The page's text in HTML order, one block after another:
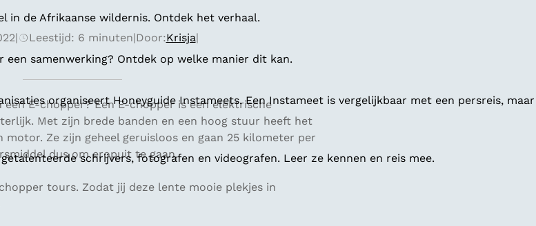
in de Afrikaanse wildernis. Ontdek het verhaal.
een samenwerking? Ontdek op welke manier dit kan.
organiseert Honeyguide Instameets. Een Instameet is vergelijkbaar met een persreis, maar
schrijvers, fotografen en videografen. Leer ze kennen en reis mee.
| Leestijd: 6 minuten|Door:Krisja|
E-chopper? Een E-chopper is een elektrische
Met zijn brede banden en een hoog stuur heeft het
motor. Ze zijn geheel geruisloos en gaan 25 kilometer per
dus om eropuit te gaan.
tours. Zodat jij deze lente mooie plekjes in